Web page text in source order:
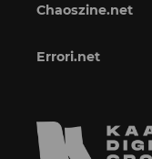
Chaoszine.net
Errori.net